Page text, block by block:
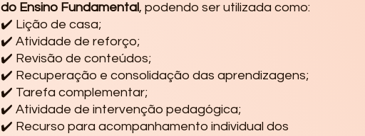
do Ensino Fundamental, podendo ser utilizada como:
✔️ Lição de casa;
✔️ Atividade de reforço;
✔️ Revisão de conteúdos;
✔️ Recuperação e consolidação das aprendizagens;
✔️ Tarefa complementar;
✔️ Atividade de intervenção pedagógica;
✔️ Recurso para acompanhamento individual dos